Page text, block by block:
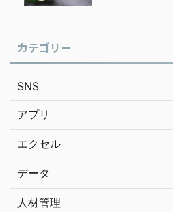
カテゴリー
SNS
アプリ
エクセル
データ
人材管理